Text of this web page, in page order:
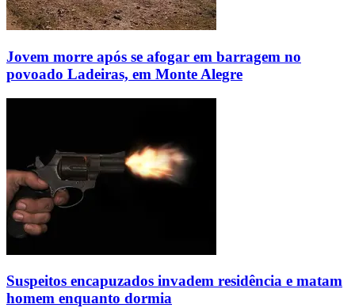
Jovem morre após se afogar em barragem no
povoado Ladeiras, em Monte Alegre
Suspeitos encapuzados invadem residência e matam
homem enquanto dormia